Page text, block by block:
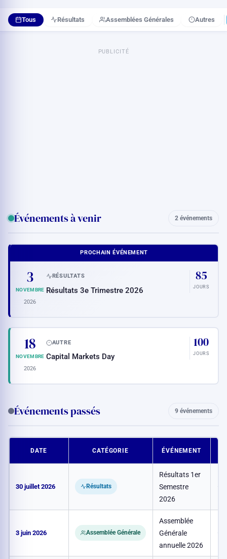
Tous Résultats Assemblées Générales Autres
PUBLICITÉ
Événements à venir 2 événements
PROCHAIN ÉVÉNEMENT
3
NOVEMBRE
2026
RÉSULTATS
Résultats 3e Trimestre 2026
85
JOURS
18
NOVEMBRE
2026
AUTRE
Capital Markets Day
100
JOURS
Événements passés 9 événements
DATE CATÉGORIE ÉVÉNEMENT
30 juillet 2026 Résultats
Résultats 1er
Semestre
2026
3 juin 2026 Assemblée Générale
Assemblée
Générale
annuelle 2026
–